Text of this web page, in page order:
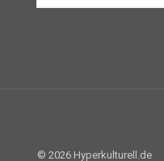
© 2026 Hyperkulturell.de